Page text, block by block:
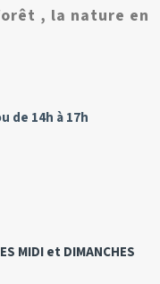
, la nature en
de 14h à 17h
MIDI et DIMANCHES